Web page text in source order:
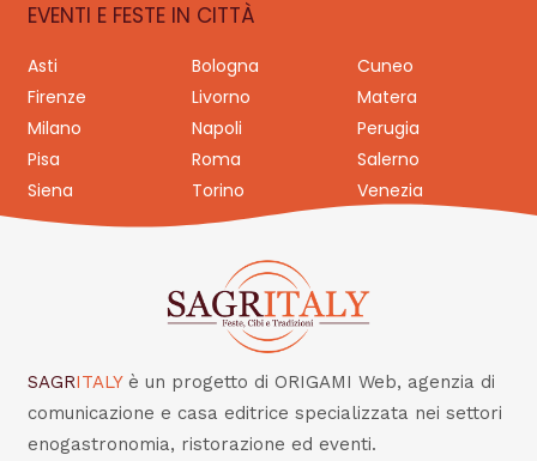
EVENTI E FESTE IN CITTÀ
Asti Bologna
Cuneo
Firenze
Livorno
Matera
Milano
Napoli
Perugia
Pisa
Roma
Salerno
Siena
Torino Venezia
SAGRITALY è un progetto di ORIGAMI Web, agenzia di
comunicazione e casa editrice specializzata nei settori
enogastronomia, ristorazione ed eventi.